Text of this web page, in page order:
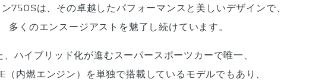
750Sは、その卓越したパフォーマンスと美しいデザインで、
多くのエンスージアストを魅了し続けています。
、ハイブリッド化が進むスーパースポーツカーで唯一、
（内燃エンジン）を単独で搭載しているモデルでもあり、